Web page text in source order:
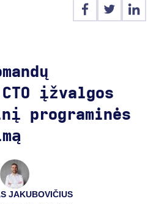
įžvalgos
programinės
JAKUBOVIČIUS